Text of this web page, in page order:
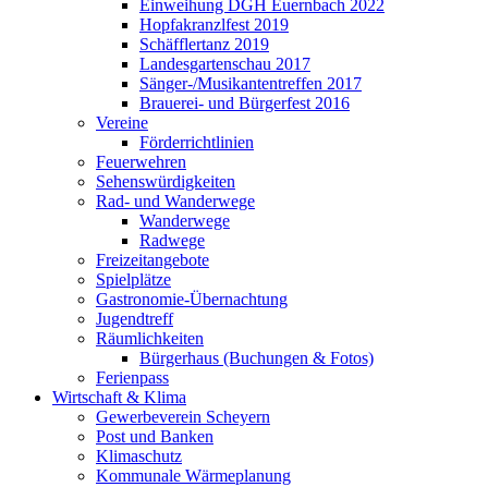
Einweihung DGH Euernbach 2022
Hopfakranzlfest 2019
Schäfflertanz 2019
Landesgartenschau 2017
Sänger-/Musikantentreffen 2017
Brauerei- und Bürgerfest 2016
Vereine
Förderrichtlinien
Feuerwehren
Sehenswürdigkeiten
Rad- und Wanderwege
Wanderwege
Radwege
Freizeitangebote
Spielplätze
Gastronomie-Übernachtung
Jugendtreff
Räumlichkeiten
Bürgerhaus (Buchungen & Fotos)
Ferienpass
Wirtschaft & Klima
Gewerbeverein Scheyern
Post und Banken
Klimaschutz
Kommunale Wärmeplanung